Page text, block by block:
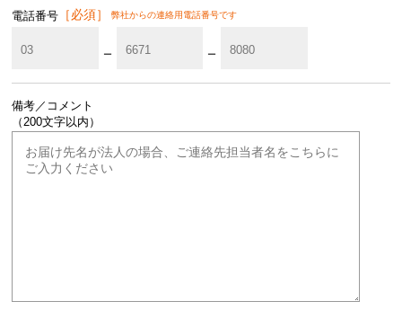
電話番号
ー ー
弊社からの連絡用電話番号です
備考／コメント
（200文字以内）